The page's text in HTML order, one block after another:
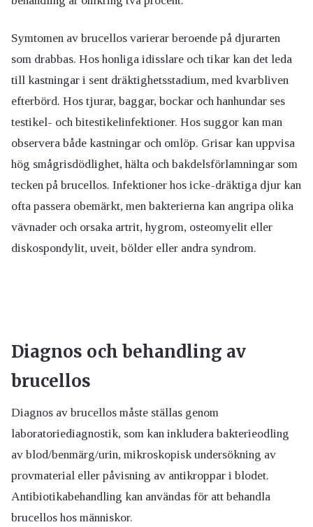
Symtomen av brucellos varierar beroende på djurarten
som drabbas. Hos honliga idisslare och tikar kan det leda
till kastningar i sent dräktighetsstadium, med kvarbliven
efterbörd. Hos tjurar, baggar, bockar och hanhundar ses
testikel- och bitestikelinfektioner. Hos suggor kan man
observera både kastningar och omlöp. Grisar kan uppvisa
hög smågrisdödlighet, hälta och bakdelsförlamningar som
tecken på brucellos. Infektioner hos icke-dräktiga djur kan
ofta passera obemärkt, men bakterierna kan angripa olika
vävnader och orsaka artrit, hygrom, osteomyelit eller
diskospondylit, uveit, bölder eller andra syndrom.
Diagnos och behandling av
brucellos
Diagnos av brucellos måste ställas genom
laboratoriediagnostik, som kan inkludera bakterieodling
av blod/benmärg/urin, mikroskopisk undersökning av
provmaterial eller påvisning av antikroppar i blodet.
Antibiotikabehandling kan användas för att behandla
brucellos hos människor.